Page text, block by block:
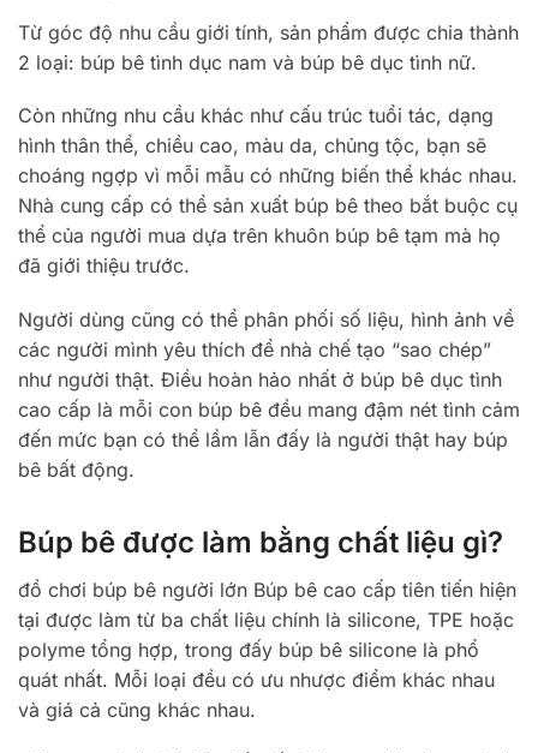
Từ góc độ nhu cầu giới tính, sản phẩm được chia thành
2 loại: búp bê tình dục nam và búp bê dục tình nữ.
Còn những nhu cầu khác như cấu trúc tuổi tác, dạng
hình thân thể, chiều cao, màu da, chủng tộc, bạn sẽ
choáng ngợp vì mỗi mẫu có những biến thể khác nhau.
Nhà cung cấp có thể sản xuất búp bê theo bắt buộc cụ
thể của người mua dựa trên khuôn búp bê tạm mà họ
đã giới thiệu trước.
Người dùng cũng có thể phân phối số liệu, hình ảnh về
các người mình yêu thích để nhà chế tạo “sao chép”
như người thật. Điều hoàn hảo nhất ở búp bê dục tình
cao cấp là mỗi con búp bê đều mang đậm nét tình cảm
đến mức bạn có thể lầm lẫn đấy là người thật hay búp
bê bất động.
Búp bê được làm bằng chất liệu gì?
đồ chơi búp bê người lớn Búp bê cao cấp tiên tiến hiện
tại được làm từ ba chất liệu chính là silicone, TPE hoặc
polyme tổng hợp, trong đấy búp bê silicone là phổ
quát nhất. Mỗi loại đều có ưu nhược điểm khác nhau
và giá cả cũng khác nhau.